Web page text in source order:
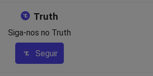
Truth
Siga-nos no Truth
Seguir